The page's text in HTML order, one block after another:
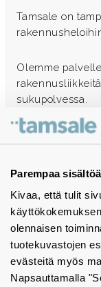
Parempaa
Kivaa, että tulit
olennaisen
tuotekuvastojen
evästeitä myös
Napsauttamalla
Tamsale on
Olemme
sukupolvessa.
Ota yhteyttä -
Tuotekuvastot
Instagram
BIM-objektit
Yhteystiedot
Tiedotteet